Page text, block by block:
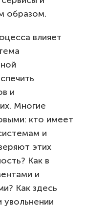
образом.
влияет
и
Многие
кто имеет
и
этих
Как в
и
Как здесь
увольнении